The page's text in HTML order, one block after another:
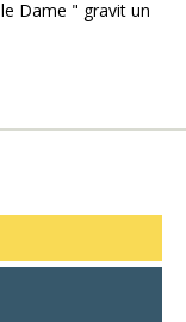
Dame " gravit un